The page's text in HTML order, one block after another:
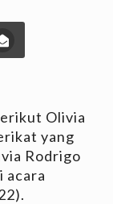
Olivia
yang
Rodrigo
acara